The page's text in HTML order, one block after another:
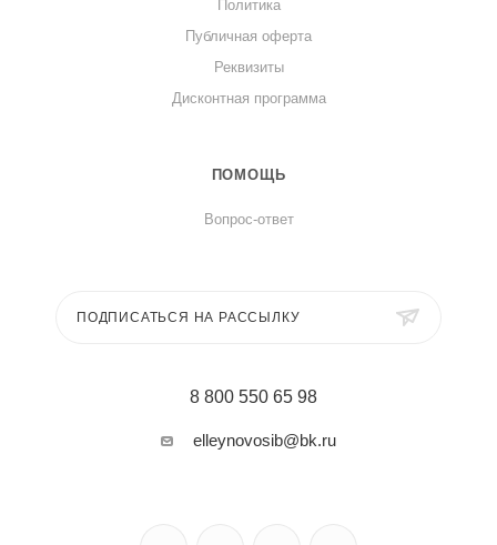
Политика
Публичная оферта
Реквизиты
Дисконтная программа
ПОМОЩЬ
Вопрос-ответ
ПОДПИСАТЬСЯ НА РАССЫЛКУ
8 800 550 65 98
elleynovosib@bk.ru